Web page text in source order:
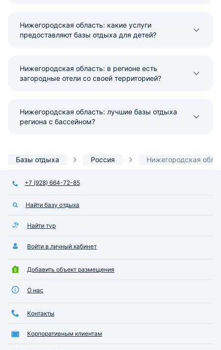
Нижегородская область: какие услуги
предоставляют базы отдыха для детей?
Нижегородская область: в регионе есть
загородные отели со своей территорией?
Нижегородская область: лучшие базы отдыха
региона с бассейном?
Базы отдыха Россия Нижегородская
+7 (928) 664-72-85
Найти базу отдыха
Найти тур
Войти в личный кабинет
Добавить объект размещения
О нас
Контакты
Корпоративным клиентам